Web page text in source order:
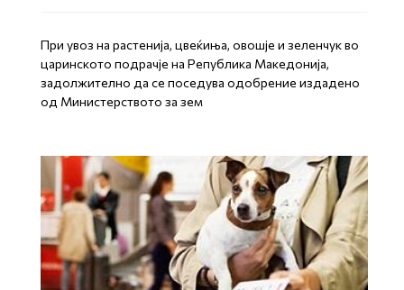
При увоз на растенија, цвеќиња, овошје и зеленчук во
царинското подрачје на Република Македонија,
задолжително да се поседува одобрение издадено
од Министерството за зем